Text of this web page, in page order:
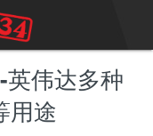
伟达多种
用途